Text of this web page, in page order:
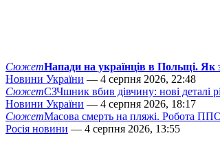
СюжетНапади на українців в Польщі. Як
Новини України — 4 серпня 2026, 22:48
СюжетСЗЧшник вбив дівчину: нові деталі
Новини України — 4 серпня 2026, 18:17
СюжетМасова смерть на пляжі. Робота ППО
Росія новини — 4 серпня 2026, 13:55